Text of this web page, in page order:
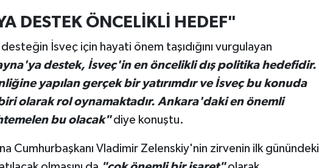
DESTEK ÖNCELİKLİ HEDEF"
İsveç için hayati önem taşıdığını vurgulayan
destek, İsveç'in en öncelikli dış politika hedefidir.
yapılan gerçek bir yatırımdır ve İsveç bu konuda
olarak rol oynamaktadır. Ankara'daki en önemli
bu olacak"diye konuştu.
Cumhurbaşkanı Vladimir Zelenskiy'nin zirvenin ilk günündeki